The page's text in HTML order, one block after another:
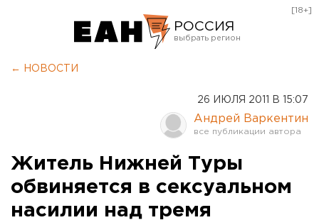
РОССИЯ
Оренбург
[18+]
← НОВОСТИ
26 ИЮЛЯ 2011 В 15:07
Андрей Варкентин
Житель Нижней Туры
обвиняется в сексуальном
насилии над тремя